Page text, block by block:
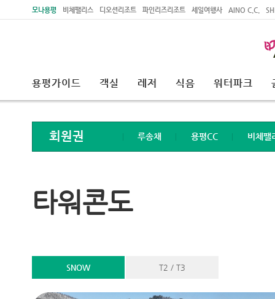
모나용평 비체팰리스 디오션리조트 파인리즈리조트 세일여행사 AINO C.C.
용평가이드 객실 레저 식음 워터파크
회원권 루송채 용평CC 비체팰
타워콘도
SNOW T2 / T3